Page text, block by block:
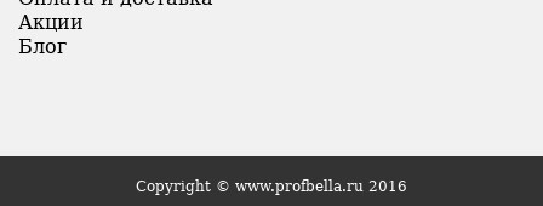
Акции
Блог
Copyright © www.profbella.ru 2016